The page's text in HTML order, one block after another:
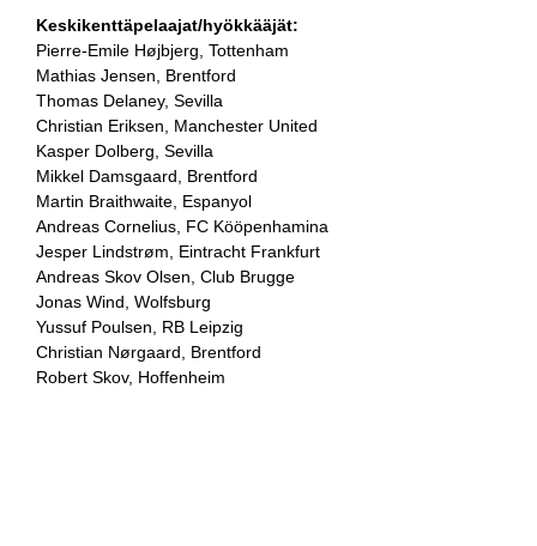
Keskikenttäpelaajat/hyökkääjät:
Pierre-Emile Højbjerg, Tottenham
Mathias Jensen, Brentford
Thomas Delaney, Sevilla
Christian Eriksen, Manchester United
Kasper Dolberg, Sevilla
Mikkel Damsgaard, Brentford
Martin Braithwaite, Espanyol
Andreas Cornelius, FC Kööpenhamina
Jesper Lindstrøm, Eintracht Frankfurt
Andreas Skov Olsen, Club Brugge
Jonas Wind, Wolfsburg
Yussuf Poulsen, RB Leipzig
Christian Nørgaard, Brentford
Robert Skov, Hoffenheim